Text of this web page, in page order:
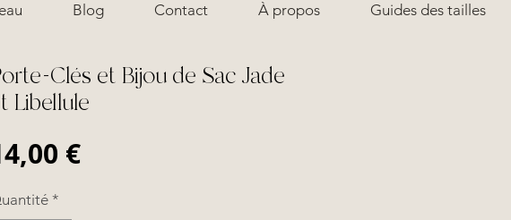
Blog Contact À propos Guides des tailles
Clés et Bijou de Sac Jade
Libellule
€Prix
*